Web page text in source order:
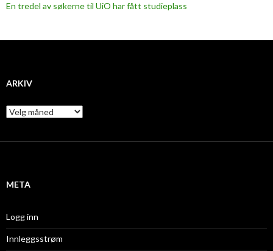
En tredel av søkerne til UiO har fått studieplass
ARKIV
A
r
i
META
Logg inn
Innleggsstrøm